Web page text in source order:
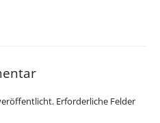
Erforderliche Felder